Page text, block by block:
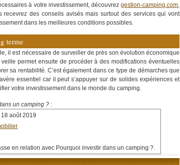
à votre investissement, découvrez gestion-camping.com,
recevrez des conseils avisés mais surtout des services qui vont
dans les meilleures conditions possibles.
terme
il est nécessaire de surveiller de près son évolution économique
permet ensuite de procéder à des modifications éventuelles
sa rentabilité. C’est également dans ce type de démarches que
essentiel car il peut s’appuyer sur de solides expériences et
votre investissement dans le monde du camping.
un camping ? :
août 2019
en relation avec Pourquoi investir dans un camping ?.